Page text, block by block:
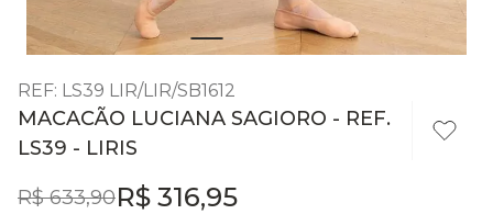
REF: LS39 LIR/LIR/SB1612
MACACÃO LUCIANA SAGIORO - REF.
LS39 - LIRIS
R$ 633,90R$ 316,95